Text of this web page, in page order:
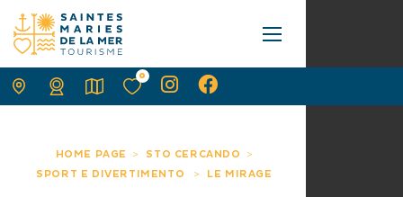
HOME PAGE
STO CERCANDO
SPORT E DIVERTIMENTO
LE MIRAGE
0